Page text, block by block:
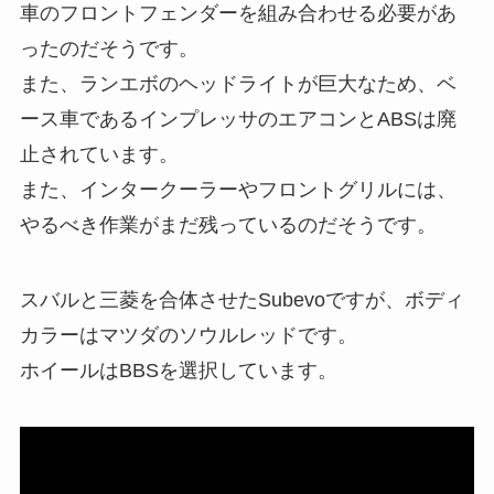
車のフロントフェンダーを組み合わせる必要があ
ったのだそうです。
また、ランエボのヘッドライトが巨大なため、ベ
ース車であるインプレッサのエアコンとABSは廃
止されています。
また、インタークーラーやフロントグリルには、
やるべき作業がまだ残っているのだそうです。
スバルと三菱を合体させたSubevoですが、ボディ
カラーはマツダのソウルレッドです。
ホイールはBBSを選択しています。